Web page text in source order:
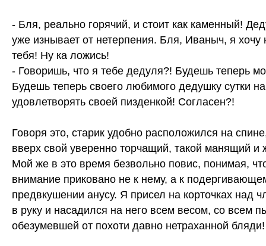
- Бля, реально горячий, и стоит как каменный!
уже изнывает от нетерпения. Бля, Иваныч, я хочу
тебя! Ну ка ложись!
- Говоришь, что я тебе дедуля?! Будешь теперь
Будешь теперь своего любимого дедушку сутки
удовлетворять своей пизденкой! Согласен?!
Говоря это, старик удобно расположился на
вверх свой уверенно торчащий, такой манящий и
Мой же в это время безвольно повис, понимая,
внимание приковано не к нему, а к
предвкушении анусу. Я присел на корточках над
в руку и насадился на него всем весом, со всем
обезумевшей от похоти давно нетраханной бляди!